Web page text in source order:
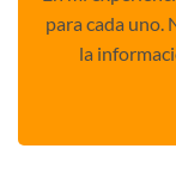
para cada uno.
la